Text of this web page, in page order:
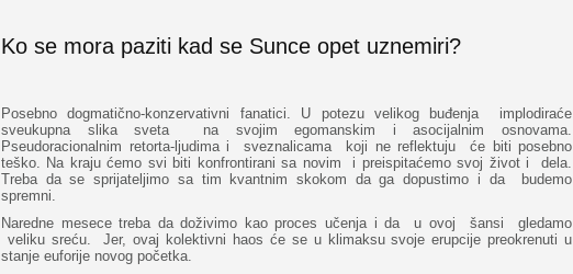
Ko se mora paziti kad se Sunce opet uznemiri?
Posebno dogmatično-konzervativni fanatici. U potezu velikog buđenja implodiraće
sveukupna slika sveta na svojim egomanskim i asocijalnim osnovama.
Pseudoracionalnim retorta-ljudima i sveznalicama koji ne reflektuju će biti posebno
teško. Na kraju ćemo svi biti konfrontirani sa novim i preispitaćemo svoj život i dela.
Treba da se sprijateljimo sa tim kvantnim skokom da ga dopustimo i da budemo
spremni.
Naredne mesece treba da doživimo kao proces učenja i da u ovoj šansi gledamo
veliku sreću. Jer, ovaj kolektivni haos će se u klimaksu svoje erupcije preokrenuti u
stanje euforije novog početka.